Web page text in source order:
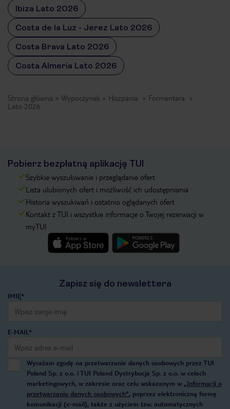
Ibiza Lato 2026
Costa de la Luz - Jerez Lato 2026
Costa Brava Lato 2026
Costa Almeria Lato 2026
Strona główna Wypoczynek Hiszpania
Formentera
Lato 2026
Pobierz bezpłatną aplikację TUI
Szybkie wyszukiwanie i przeglądanie ofert
Lista ulubionych ofert i możliwość ich udostępniania
Historia wyszukiwań i ostatnio oglądanych ofert
Kontakt z TUI i wszystkie informacje o Twojej rezerwacji w
myTUI
Zapisz się do newslettera
IMIĘ*
E-MAIL*
Wyrażam zgodę na przetwarzanie danych osobowych przez TUI
Poland Sp. z o.o. i TUI Poland Dystrybucja Sp. z o.o. w celach
marketingowych, w zakresie oraz celu wskazanym w „Informacji o
przetwarzaniu danych osobowych”, poprzez elektroniczną formę
komunikacji (e-mail), także z użyciem tzw. automatycznych